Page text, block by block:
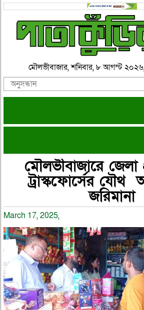
মৌলভীবাজার, শনিবার, ৮ আগস্ট
মৌলভীবাজারে
ট্রাস্কফোর্সের যৌথ
জরিমানা
March 17, 2025,